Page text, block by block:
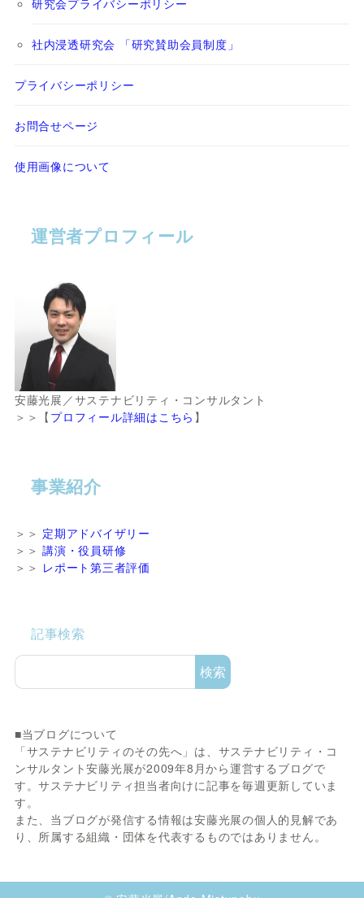
研究会プライバシーポリシー
社内浸透研究会 「研究賛助会員制度」
プライバシーポリシー
お問合せページ
使用画像について
運営者プロフィール
安藤光展／サステナビリティ・コンサルタント
＞＞【 プロフィール詳細はこちら 】
事業紹介
＞＞ 定期アドバイザリー
＞＞講演・役員研修
＞＞ レポート第三者評価
記事検索
検索
■当ブログについて
「サステナビリティのその先へ」は、サステナビリティ・コ
ンサルタント安藤光展が2009年8月から運営するブログで
す。サステナビリティ担当者向けに記事を毎週更新していま
す。
また、当ブログが発信する情報は安藤光展の個人的見解であ
り、所属する組織・団体を代表するものではありません。